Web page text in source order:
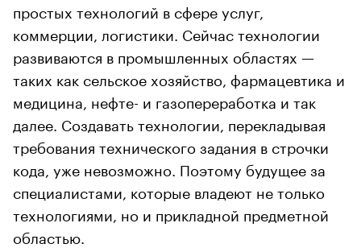
простых технологий в сфере услуг,
коммерции, логистики. Сейчас технологии
развиваются в промышленных областях —
таких как сельское хозяйство, фармацевтика и
медицина, нефте- и газопереработка и так
далее. Создавать технологии, перекладывая
требования технического задания в строчки
кода, уже невозможно. Поэтому будущее за
специалистами, которые владеют не только
технологиями, но и прикладной предметной
областью.